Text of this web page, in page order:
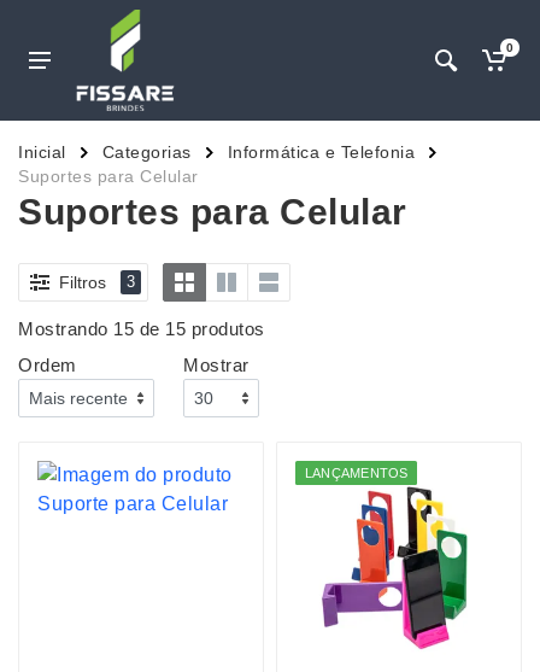
0
Inicial Categorias
Informática e Telefonia
Suportes para Celular
Suportes para Celular
Filtros 3
Mostrando 15 de 15 produtos
Ordem
Mostrar
LANÇAMENTOS